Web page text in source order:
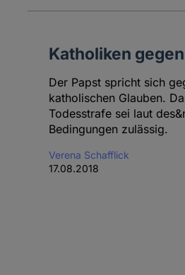
Katholiken
Der Papst spricht sich
katholischen Glauben.
Todesstrafe sei laut
Bedingungen zulässig.
Verena Schafflick
17.08.2018